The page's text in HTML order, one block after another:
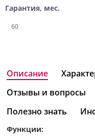
Гарантия, мес.
60
Описание
Отзывы и вопросы
Полезно знать
Функции: